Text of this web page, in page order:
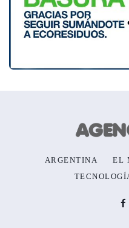
ARGENTINA EL